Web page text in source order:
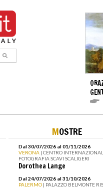
MOSTRE
Dal 30/07/2026 al 01/11/2026
VERONA | CENTRO
FOTOGRAFIA SCAVI SCALIGERI
Dorothea Lange
Dal 24/07/2026 al 31/10/2026
PALERMO | PALAZZO BELMONTE